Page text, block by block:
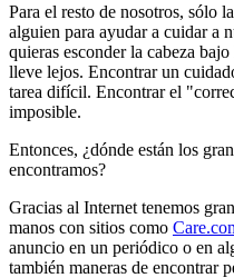
Para el resto de nosotros, sólo
alguien para ayudar a cuidar a
quieras esconder la cabeza
lleve lejos. Encontrar un
tarea difícil. Encontrar el
imposible.
Entonces, ¿dónde están los
encontramos?
Gracias al Internet tenemos
manos con sitios como
anuncio en un periódico o en
también maneras de encontrar